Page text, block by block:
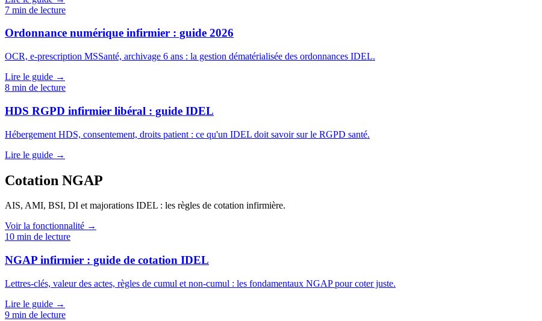
7 min de lecture
Ordonnance numérique infirmier : guide 2026
OCR, e-prescription MSSanté, archivage 6 ans : la gestion dématérialisée des ordonnances IDEL.
Lire le guide →
8 min de lecture
HDS RGPD infirmier libéral : guide IDEL
Hébergement HDS, consentement, droits patient : ce qu'un IDEL doit savoir sur le RGPD santé.
Lire le guide →
Cotation NGAP
AIS, AMI, BSI, DI et majorations IDEL : les règles de cotation infirmière.
Voir la fonctionnalité →
10 min de lecture
NGAP infirmier : guide de cotation IDEL
Lettres-clés, valeur des actes, règles de cumul et non-cumul : les fondamentaux NGAP pour coter juste.
Lire le guide →
9 min de lecture